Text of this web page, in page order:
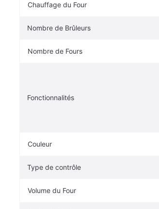
Chauffage du Four
Nombre de Brûleurs
Nombre de Fours
Fonctionnalités
Couleur
Type de contrôle
Volume du Four